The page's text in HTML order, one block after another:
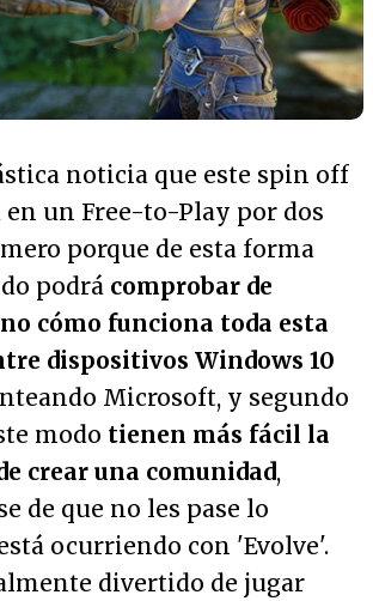
noticia que este spin off
en un Free-to-Play por dos
porque de esta forma
podrá comprobar de
cómo funciona toda esta
dispositivos Windows 10
Microsoft, y segundo
modo tienen más fácil la
crear una comunidad,
de que no les pase lo
ocurriendo con 'Evolve'.
divertido de jugar